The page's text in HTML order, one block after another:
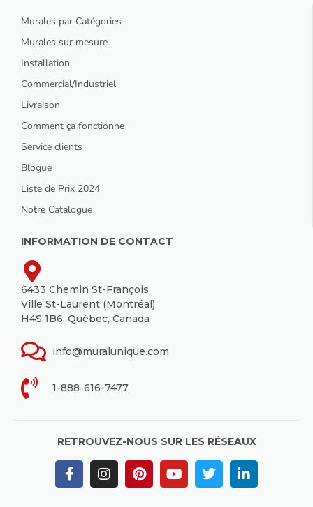
Murales par Catégories
Murales sur mesure
Installation
Commercial/Industriel
Livraison
Comment ça fonctionne
Service clients
Blogue
Liste de Prix 2024
Notre Catalogue
INFORMATION DE CONTACT
6433 Chemin St-François
Ville St-Laurent (Montréal)
H4S 1B6, Québec, Canada
info@muralunique.com
1-888-616-7477
RETROUVEZ-NOUS SUR LES RÉSEAUX